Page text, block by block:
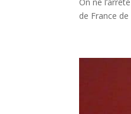
On ne
de France